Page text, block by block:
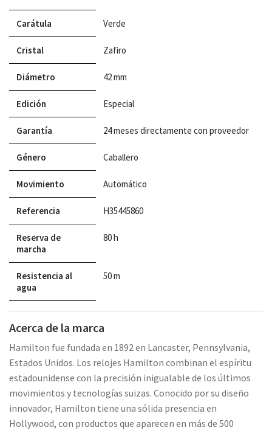
Carátula Verde
Cristal Zafiro
Diámetro 42 mm
Edición Especial
Garantía 24 meses directamente con proveedor
Género Caballero
Movimiento Automático
Referencia H35445860
Reserva de
marcha
80 h
Resistencia al
agua
50 m
Acerca de la marca
Hamilton fue fundada en 1892 en Lancaster, Pennsylvania,
Estados Unidos. Los relojes Hamilton combinan el espíritu
estadounidense con la precisión inigualable de los últimos
movimientos y tecnologías suizas. Conocido por su diseño
innovador, Hamilton tiene una sólida presencia en
Hollywood, con productos que aparecen en más de 500